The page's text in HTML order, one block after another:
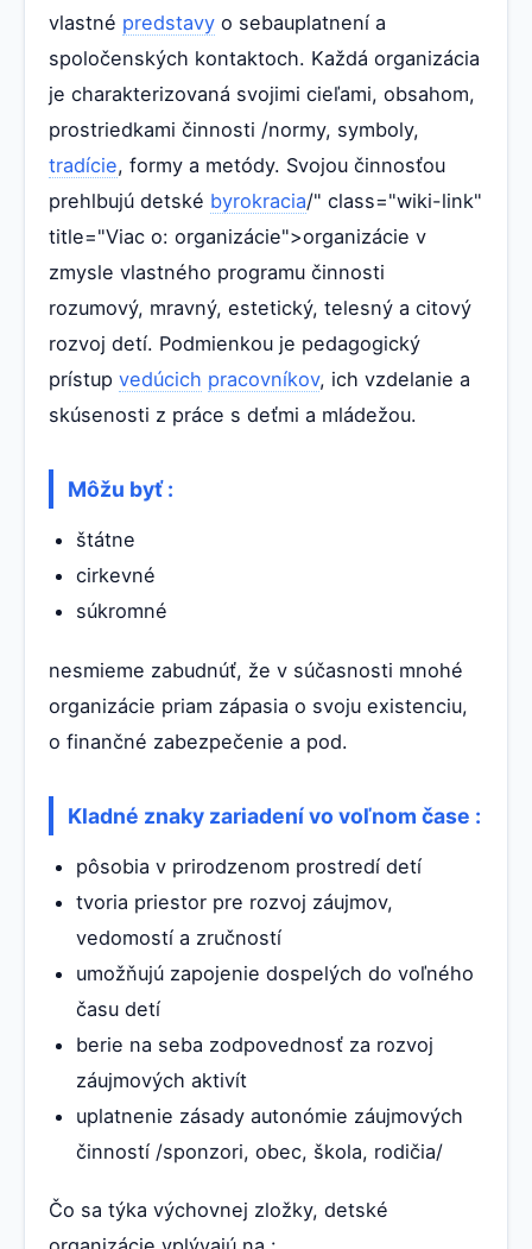
vlastné predstavy o sebauplatnení a
spoločenských kontaktoch. Každá organizácia
je charakterizovaná svojimi cieľami, obsahom,
prostriedkami činnosti /normy, symboly,
tradície, formy a metódy. Svojou činnosťou
prehlbujú detské byrokracia/" class="wiki-link"
title="Viac o: organizácie">organizácie v
zmysle vlastného programu činnosti
rozumový, mravný, estetický, telesný a citový
rozvoj detí. Podmienkou je pedagogický
prístup vedúcich pracovníkov, ich vzdelanie a
skúsenosti z práce s deťmi a mládežou.
Môžu byť :
štátne
cirkevné
súkromné
nesmieme zabudnúť, že v súčasnosti mnohé
organizácie priam zápasia o svoju existenciu,
o finančné zabezpečenie a pod.
Kladné znaky zariadení vo voľnom čase :
pôsobia v prirodzenom prostredí detí
tvoria priestor pre rozvoj záujmov,
vedomostí a zručností
umožňujú zapojenie dospelých do voľného
času detí
berie na seba zodpovednosť za rozvoj
záujmových aktivít
uplatnenie zásady autonómie záujmových
činností /sponzori, obec, škola, rodičia/
Čo sa týka výchovnej zložky, detské